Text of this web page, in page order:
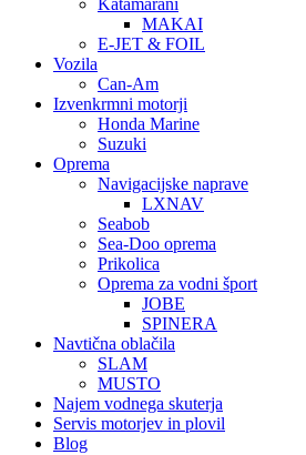
Katamarani
MAKAI
E-JET & FOIL
Vozila
Can-Am
Izvenkrmni motorji
Honda Marine
Suzuki
Oprema
Navigacijske naprave
LXNAV
Seabob
Sea-Doo oprema
Prikolica
Oprema za vodni šport
JOBE
SPINERA
Navtična oblačila
SLAM
MUSTO
Najem vodnega skuterja
Servis motorjev in plovil
Blog